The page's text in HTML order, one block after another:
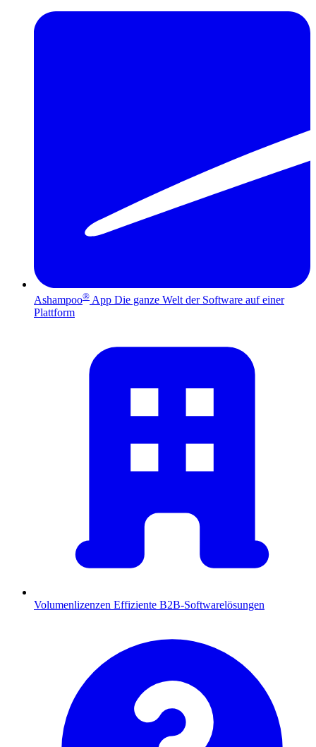
Ashampoo® App Die ganze Welt der Software auf einer
Plattform
Volumenlizenzen Effiziente B2B-Softwarelösungen